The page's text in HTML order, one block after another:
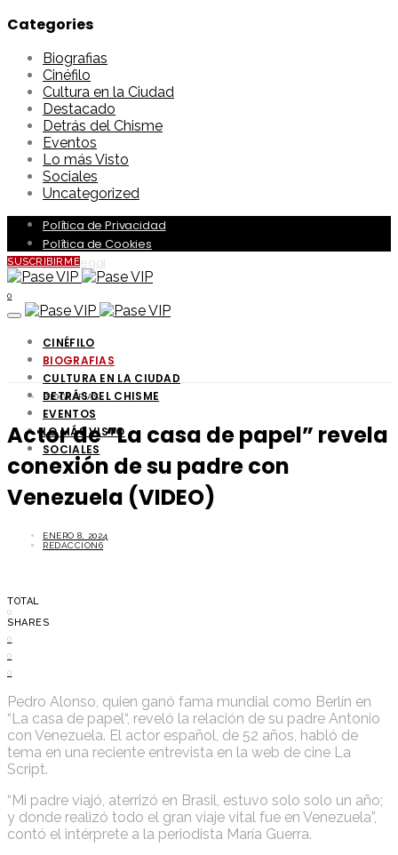
Categories
Biografias
Cinéfilo
Cultura en la Ciudad
Destacado
Detrás del Chisme
Eventos
Lo más Visto
Sociales
Uncategorized
Política de Privacidad
Política de Cookies
Aviso Legal
SUSCRIBIRME
0
CINÉFILO
BIOGRAFIAS
CULTURA EN LA CIUDAD
DETRÁS DEL CHISME
EVENTOS
LO MÁS VISTO
SOCIALES
BIOGRAFIAS
Actor de “La casa de papel” revela
conexión de su padre con
Venezuela (VIDEO)
ENERO 8, 2024
REDACCION6
TOTAL
0
SHARES
0
0
0
Pedro Alonso, quien ganó fama mundial como Berlín en
“La casa de papel“, reveló la relación de su padre Antonio
con Venezuela. El actor español, de 52 años, habló de
tema en una reciente entrevista en la web de cine La
Script.
“Mi padre viajó, aterrizó en Brasil, estuvo solo solo un año;
y donde realizó todo el gran viaje vital fue en Venezuela”,
contó el intérprete a la periodista María Guerra.